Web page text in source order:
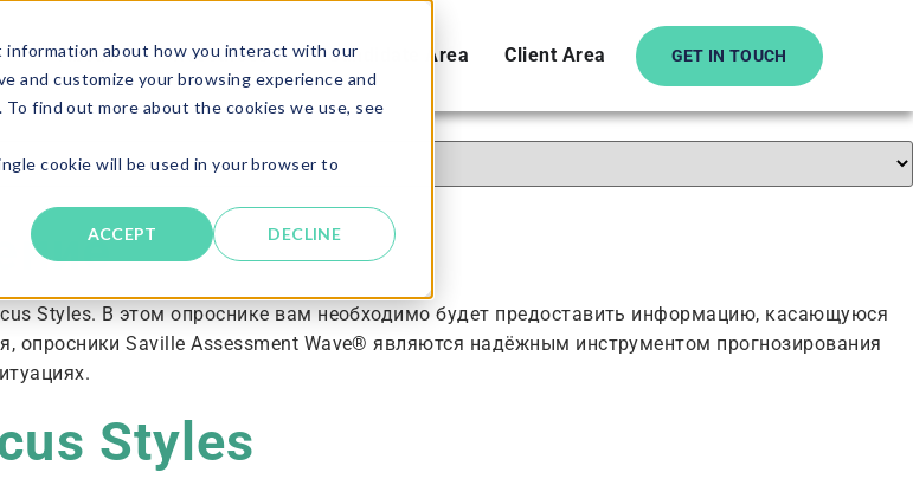
information about how you interact with our
and customize your browsing experience and
find out more about the cookies we use, see
cookie will be used in your browser to
ACCEPT DECLINE
About Resources Candidate Area Client Area GET IN TOUCH
Styles. В этом опроснике вам необходимо будет предоставить информацию, касающуюся
опросники Saville Assessment Wave® являются надёжным инструментом прогнозирования
Styles